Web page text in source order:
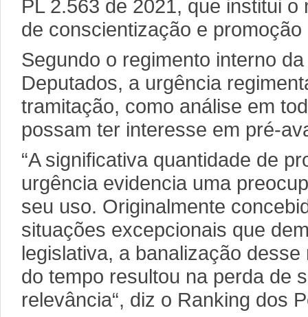
PL 2.563 de 2021, que institui
de conscientização e
Segundo o regimento interno
Deputados, a urgência
tramitação, como análise em
possam ter interesse em pré-
“A significativa quantidade de
urgência evidencia uma
seu uso. Originalmente
situações excepcionais que
legislativa, a banalização
do tempo resultou na perda de
relevância“, diz o Ranking dos